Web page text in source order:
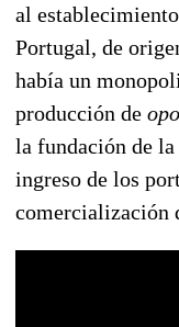
al
Portugal, de
había un
producción de
la fundación de
ingreso de los
comercialización